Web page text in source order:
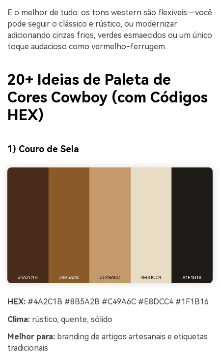
E o melhor de tudo: os tons western são flexíveis—você
pode seguir o clássico e rústico, ou modernizar
adicionando cinzas frios, verdes esmaecidos ou um único
toque audacioso como vermelho-ferrugem.
20+ Ideias de Paleta de
Cores Cowboy (com Códigos
HEX)
1) Couro de Sela
HEX: #4A2C1B #8B5A2B #C49A6C #E8DCC4 #1F1B16
Clima: rústico, quente, sólido
Melhor para: branding de artigos artesanais e etiquetas
tradicionais